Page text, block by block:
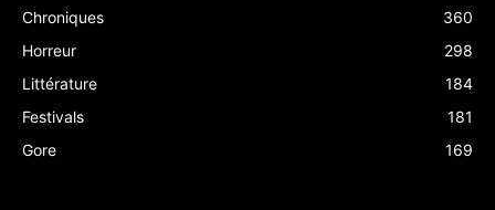
Chroniques
360
Horreur
298
Littérature
184
Festivals
181
Gore
169